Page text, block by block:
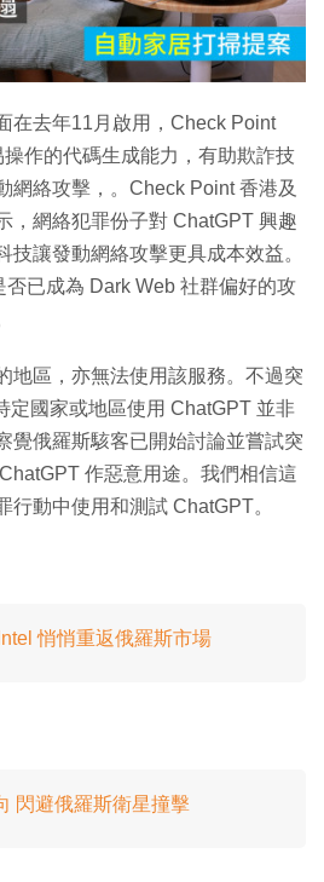
放
影
片
在去年11月啟用，Check Point
作的代碼生成能力，有助欺詐技
網絡攻擊，。Check Point 香港及
，網絡犯罪份子對 ChatGPT 興趣
技讓發動網絡攻擊更具成本效益。
已成為 Dark Web 社群偏好的攻
地區，亦無法使用該服務。不過突
定國家或地區使用 ChatGPT 並非
覺俄羅斯駭客已開始討論並嘗試突
作惡意用途。我們相信這
行動中使用和測試 ChatGPT。
悄悄重返俄羅斯市場
閃避俄羅斯衛星撞擊